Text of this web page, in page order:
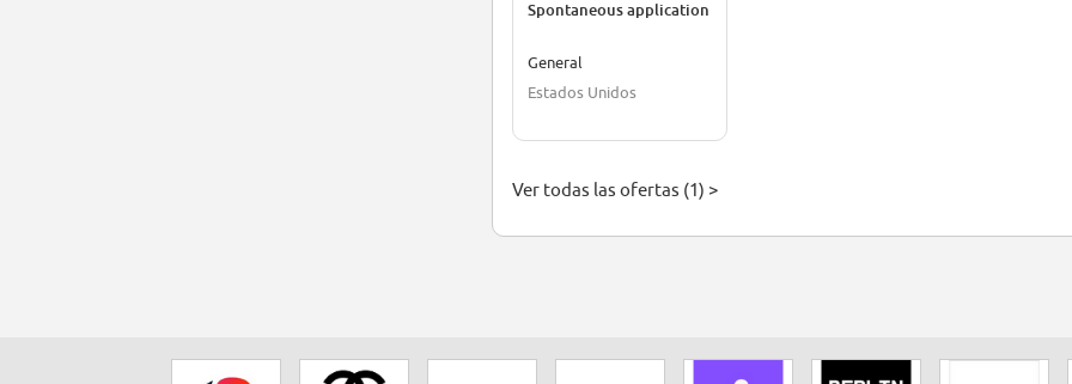
Spontaneous application
General
Estados Unidos
Ver todas las ofertas (1) >